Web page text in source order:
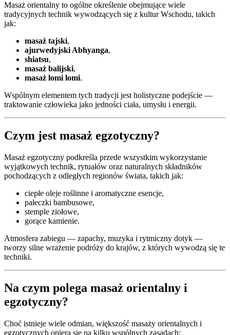
Masaż orientalny to ogólne określenie obejmujące wiele
tradycyjnych technik wywodzących się z kultur Wschodu, takich
jak:
masaż tajski,
ajurwedyjski Abhyanga,
shiatsu,
masaż balijski,
masaż lomi lomi.
Wspólnym elementem tych tradycji jest holistyczne podejście —
traktowanie człowieka jako jedności ciała, umysłu i energii.
Czym jest masaż egzotyczny?
Masaż egzotyczny podkreśla przede wszystkim wykorzystanie
wyjątkowych technik, rytuałów oraz naturalnych składników
pochodzących z odległych regionów świata, takich jak:
ciepłe oleje roślinne i aromatyczne esencje,
pałeczki bambusowe,
stemple ziołowe,
gorące kamienie.
Atmosfera zabiegu — zapachy, muzyka i rytmiczny dotyk —
tworzy silne wrażenie podróży do krajów, z których wywodzą się te
techniki.
Na czym polega masaż orientalny i
egzotyczny?
Choć istnieje wiele odmian, większość masaży orientalnych i
egzotycznych opiera się na kilku wspólnych zasadach: